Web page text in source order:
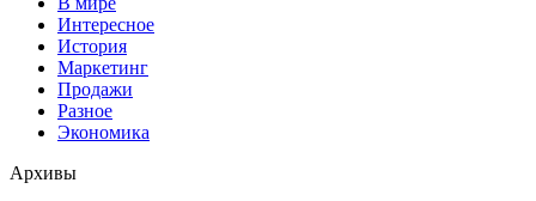
Интересное
История
Маркетинг
Продажи
Разное
Экономика
Архивы